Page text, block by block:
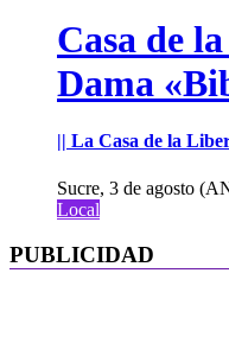
Casa de
Dama
|| La Casa de la
Sucre, 3 de agosto
Local
PUBLICIDAD